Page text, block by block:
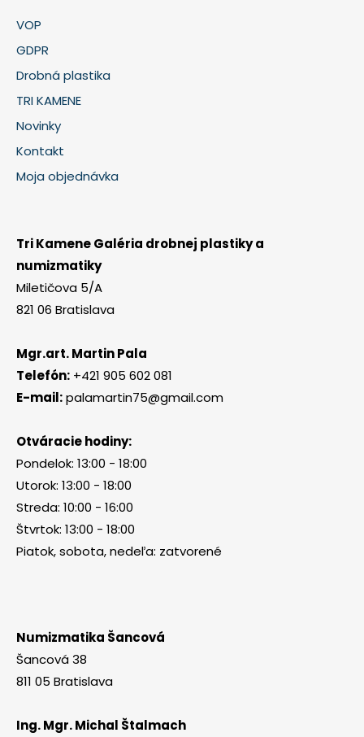
VOP
GDPR
Drobná plastika
TRI KAMENE
Novinky
Kontakt
Moja objednávka
Tri Kamene Galéria drobnej plastiky a
numizmatiky
Miletičova 5/A
821 06 Bratislava
Mgr.art. Martin Pala
Telefón: +421 905 602 081
E-mail:palamartin75@gmail.com
Otváracie hodiny:
Pondelok: 13:00 - 18:00
Utorok: 13:00 - 18:00
Streda: 10:00 - 16:00
Štvrtok: 13:00 - 18:00
Piatok, sobota, nedeľa: zatvorené
Numizmatika Šancová
Šancová 38
811 05 Bratislava
Ing. Mgr. Michal Štalmach